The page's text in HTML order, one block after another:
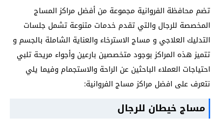
تضم محافظة الفروانية مجموعة من أفضل مراكز المساج
المخصصة للرجال والتي تقدم خدمات متنوعة تشمل جلسات
التدليك العلاجي و مساج الاسترخاء والعناية الشاملة بالجسم و
تتميز هذه المراكز بوجود متخصصين بارعين وأجواء مريحة تلبي
احتياجات العملاء الباحثين عن الراحة والاستجمام وفيما يلي
نتعرف على افضل مراكز مساج الفروانية:
مساج خيطان للرجال